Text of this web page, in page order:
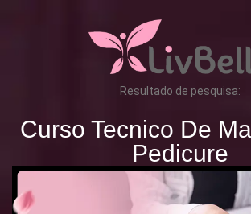
Resultado de pesquisa:
Curso Tecnico De
Pedicure